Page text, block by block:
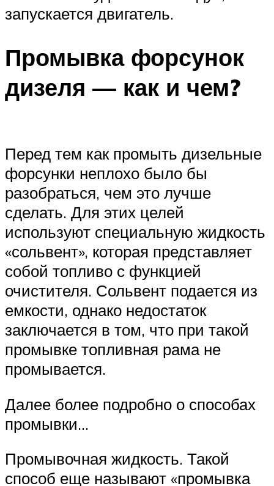
запускается двигатель.
Промывка форсунок
дизеля — как и чем?
Перед тем как промыть дизельные
форсунки неплохо было бы
разобраться, чем это лучше
сделать. Для этих целей
используют специальную жидкость
«сольвент», которая представляет
собой топливо с функцией
очистителя. Сольвент подается из
емкости, однако недостаток
заключается в том, что при такой
промывке топливная рама не
промывается.
Далее более подробно о способах
промывки…
Промывочная жидкость. Такой
способ еще называют «промывка